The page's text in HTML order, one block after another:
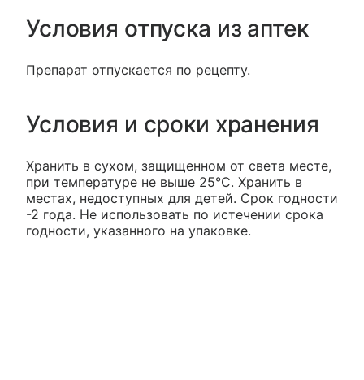
Условия отпуска из аптек
Препарат отпускается по рецепту.
Условия и сроки хранения
Хранить в сухом, защищенном от света месте,
при температуре не выше 25°С. Хранить в
местах, недоступных для детей. Срок годности
-2 года. Не использовать по истечении срока
годности, указанного на упаковке.